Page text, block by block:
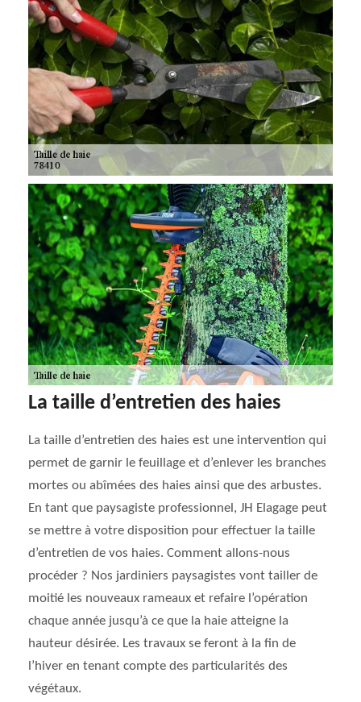
La taille d’entretien des haies
La taille d’entretien des haies est une intervention qui
permet de garnir le feuillage et d’enlever les branches
mortes ou abîmées des haies ainsi que des arbustes.
En tant que paysagiste professionnel, JH Elagage peut
se mettre à votre disposition pour effectuer la taille
d’entretien de vos haies. Comment allons-nous
procéder ? Nos jardiniers paysagistes vont tailler de
moitié les nouveaux rameaux et refaire l’opération
chaque année jusqu’à ce que la haie atteigne la
hauteur désirée. Les travaux se feront à la fin de
l’hiver en tenant compte des particularités des
végétaux.